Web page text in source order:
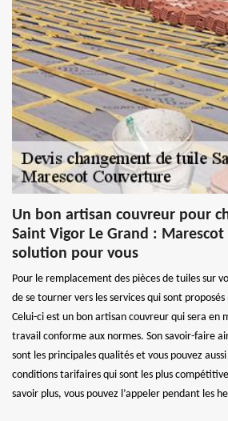
Un bon artisan couvreur pour
Saint Vigor Le Grand :
solution pour vous
Pour le remplacement des pièces de tuiles sur
de se tourner vers les services qui sont
Celui-ci est un bon artisan couvreur qui sera en
travail conforme aux normes. Son savoir-faire
sont les principales qualités et vous pouvez
conditions tarifaires qui sont les plus
savoir plus, vous pouvez l’appeler pendant les